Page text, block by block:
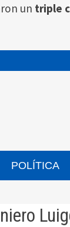
un triple
POLÍTICA